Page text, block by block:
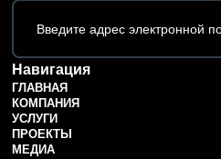
Навигация
ГЛАВНАЯ
КОМПАНИЯ
УСЛУГИ
ПРОЕКТЫ
МЕДИА